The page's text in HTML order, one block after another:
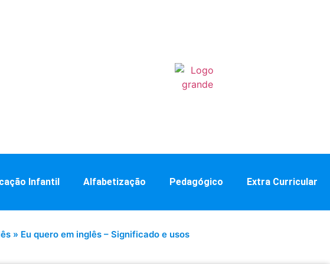
Infantil Alfabetização Pedagógico Extra Curricular
» Eu quero em inglês – Significado e usos